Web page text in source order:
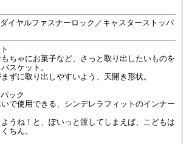
イヤルファスナーロック／キャスターストッパ
ちゃにお菓子など、さっと取り出したいものを
スケット。
ずに取り出しやすいよう、天開き形状。
ック
で使用できる、シンデレラフィットのインナー
うね！と、ぽいっと渡してしまえば、こどもは
ちん。